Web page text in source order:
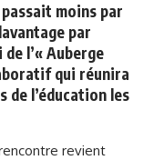
moins par
par
de l’« Auberge
qui réunira
l’éducation les
revient